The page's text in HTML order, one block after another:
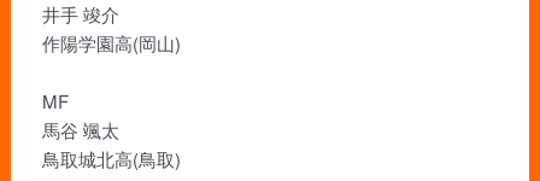
井手 竣介
作陽学園高(岡山)
MF
馬谷 颯太
鳥取城北高(鳥取)